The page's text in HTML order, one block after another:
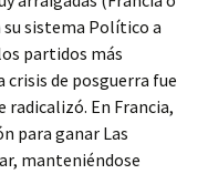
sistema Político a
partidos más
crisis de posguerra fue
radicalizó. En Francia,
para ganar Las
manteniéndose